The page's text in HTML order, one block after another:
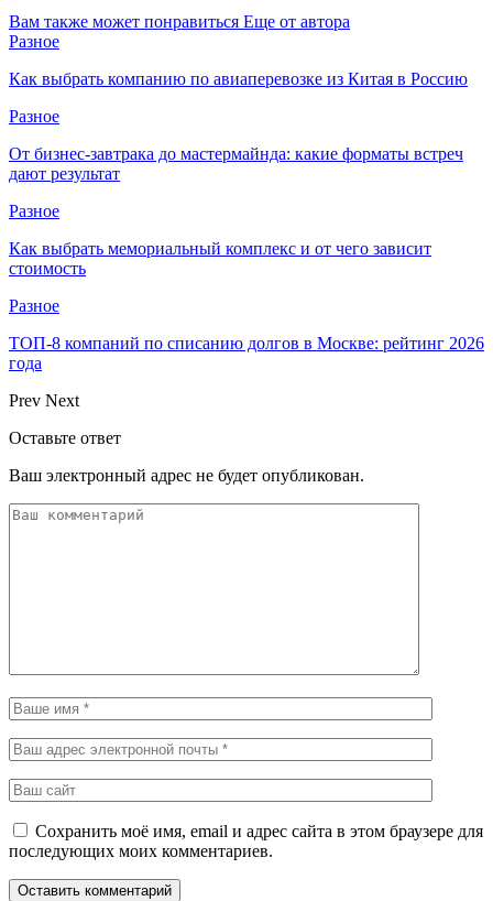
Вам также может понравиться Еще от автора
Разное
Как выбрать компанию по авиаперевозке из Китая в Россию
Разное
От бизнес-завтрака до мастермайнда: какие форматы встреч
дают результат
Разное
Как выбрать мемориальный комплекс и от чего зависит
стоимость
Разное
ТОП-8 компаний по списанию долгов в Москве: рейтинг 2026
года
Prev Next
Оставьте ответ
Ваш электронный адрес не будет опубликован.
Сохранить моё имя, email и адрес сайта в этом браузере для
последующих моих комментариев.